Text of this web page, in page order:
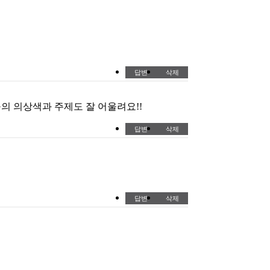
답변 삭제
의상색과 주제도 잘 어울려요!!
답변 삭제
답변 삭제